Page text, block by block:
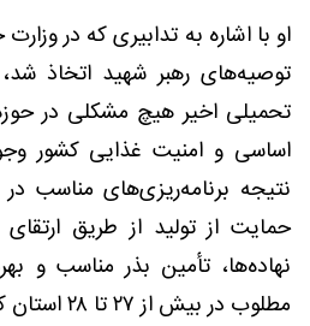
او با اشاره به تدابیری که در
توصیه‌های رهبر شهید اتخاذ
تحمیلی اخیر هیچ مشکلی در
اساسی و امنیت غذایی کشور
نتیجه برنامه‌ریزی‌های مناسب
حمایت از تولید از طریق
نهاده‌ها، تأمین بذر مناسب و
مطلوب در بیش از ۲۷ تا ۲۸ استان کشور بوده است.»